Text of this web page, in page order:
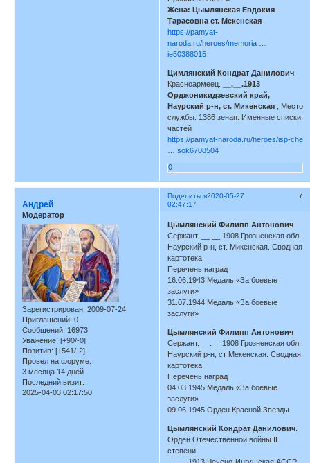
Жена: Цымлянская Евдокия
Тарасовна ст. Мекенская
https://pamyat-
naroda.ru/heroes/memoria …
ie50388015
Цимлянский Кондрат Данилович
Красноармеец.
__.__.1913
Орджоникидзевский край,
Наурский р-н, ст. Микенская , Место
службы: 1386 зенап. Именные списки
частей
https://pamyat-naroda.ru/heroes/isp-che
… sok6708504
0
Поделиться 7
2020-05-27
02:47:17
Андрей
Модератор
Зарегистрирован: 2009-07-24
Приглашений: 0
Сообщений: 16973
Уважение: [+90/-0]
Позитив: [+541/-2]
Провел на форуме:
3 месяца 14 дней
Последний визит:
2025-04-03 02:17:50
Цымлянский Филипп Антонович
Сержант. __.__.1908 Грозненская обл.,
Наурский р-н, ст. Микенская. Сводная
картотека
Перечень наград
16.06.1943 Медаль «За боевые
заслуги»
31.07.1944 Медаль «За боевые
заслуги»
Цымлянский Филипп Антонович
Сержант. __.__.1908 Грозненская обл.,
Наурский р-н, ст Мекенская. Сводная
картотека
Перечень наград
04.03.1945 Медаль «За боевые
заслуги»
09.06.1945 Орден Красной Звезды
Цымлянский Кондрат Данилович
Орден Отечественной войны II
степени